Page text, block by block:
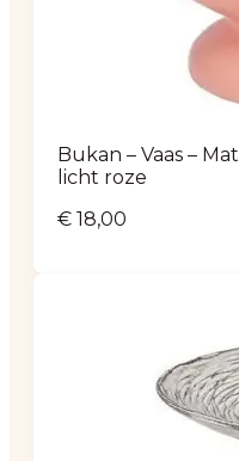
Bukan – Vaas – Mat
licht roze
€ 18,00